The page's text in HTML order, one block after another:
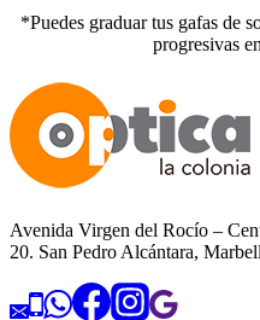
*Puedes graduar tus gafas de
progresivas en
Avenida Virgen del Rocío –
20. San Pedro Alcántara,